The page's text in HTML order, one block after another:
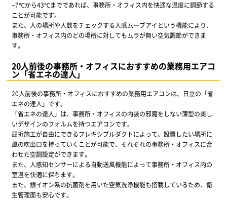
−7℃から43℃までであれば、事務所・オフィス内を快適な温度に調節する
ことが可能です。
また、人の場所や人数をチェックする人感ムーブアイという機能により、
事務所・オフィス内のどの場所に対してもムラが無い空気調節ができま
す。
20人前後の事務所・オフィスにおすすめの業務用エアコ
ン「省エネの達人」
20人前後の事務所・オフィスにおすすめの業務用エアコンは、日立の「省
エネの達人」です。
「省エネの達人」は、事務所・オフィスの内装の邪魔をしない薄型の美し
いデザインのフォルムを持つエアコンです。
屈折施工が自由にできるフレキシブルダクトによって、設置したい場所に
風の吹出口を持っていくことが可能で、それぞれの事務所・オフィスに合
わせた空調設定ができます。
また、人感知センサーによる自動送風機能によって事務所・オフィス内の
室温を快適に保ちます。
また、銀イオン系の抗菌剤を用いた空気洗浄機能も搭載しているため、衛
生管理面も安心です。